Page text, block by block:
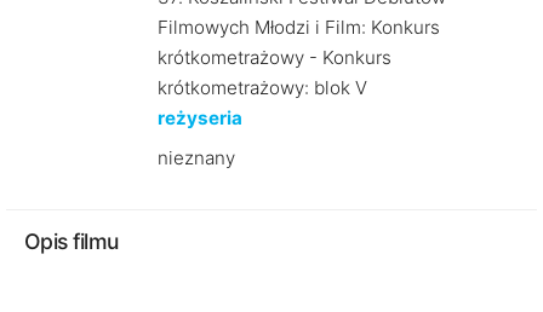
Filmowych Młodzi i Film: Konkurs
krótkometrażowy - Konkurs
krótkometrażowy: blok V
reżyseria
nieznany
Opis filmu